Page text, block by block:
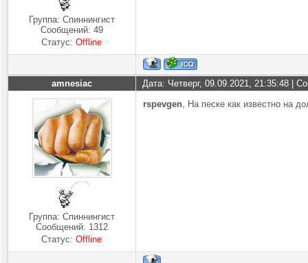
Группа: Спиннингист
Сообщений: 49
Статус:Offline
amnesiac Дата: Четверг, 09.09.2021, 21:35:48 |
Группа: Спиннингист
Сообщений: 1312
Статус:Offline
rspevgen, На песке как известно на